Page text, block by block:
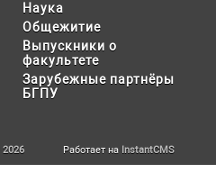
Наука
Общежитие
Выпускники о
факультете
Зарубежные партнёры
БГПУ
Работает на InstantCMS